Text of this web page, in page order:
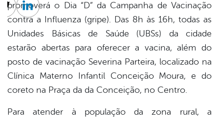
promoverá o Dia “D” da Campanha de Vacinação
contra a Influenza (gripe). Das 8h às 16h, todas as
Unidades Básicas de Saúde (UBSs) da cidade
estarão abertas para oferecer a vacina, além do
posto de vacinação Severina Parteira, localizado na
Clínica Materno Infantil Conceição Moura, e do
coreto na Praça da da Conceição, no Centro.
Para atender à população da zona rural, a
Twitter
Linkedin